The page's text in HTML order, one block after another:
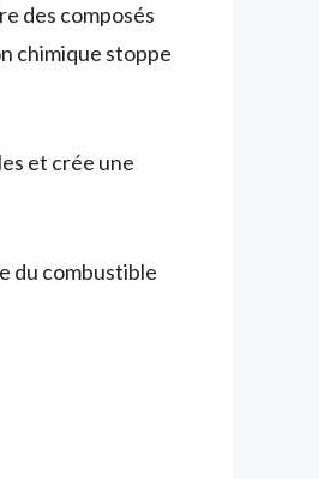
des composés
chimique stoppe
et crée une
du combustible